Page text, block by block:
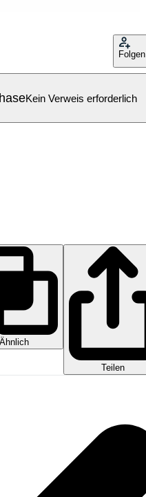
Folgen
Kein Verweis erforderlich
Ähnlich
Teilen